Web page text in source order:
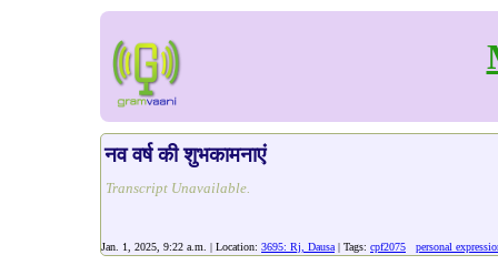
नव वर्ष की शुभकामनाएं
Transcript Unavailable.
Jan. 1, 2025, 9:22 a.m. | Location: 3695: Rj, Dausa | Tags: cpf2075 personal